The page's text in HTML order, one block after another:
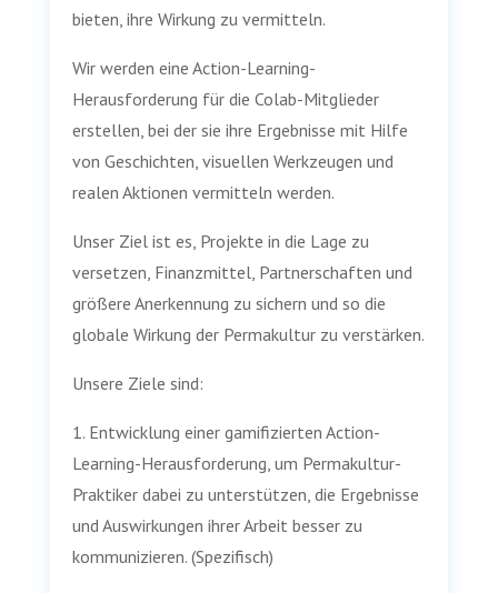
bieten, ihre Wirkung zu vermitteln.
Wir werden eine Action-Learning-
Herausforderung für die Colab-Mitglieder
erstellen, bei der sie ihre Ergebnisse mit Hilfe
von Geschichten, visuellen Werkzeugen und
realen Aktionen vermitteln werden.
Unser Ziel ist es, Projekte in die Lage zu
versetzen, Finanzmittel, Partnerschaften und
größere Anerkennung zu sichern und so die
globale Wirkung der Permakultur zu verstärken.
Unsere Ziele sind:
1. Entwicklung einer gamifizierten Action-
Learning-Herausforderung, um Permakultur-
Praktiker dabei zu unterstützen, die Ergebnisse
und Auswirkungen ihrer Arbeit besser zu
kommunizieren. (Spezifisch)